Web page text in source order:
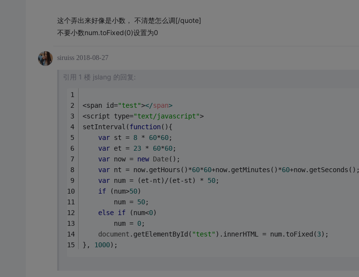
这个弄出来好像是小数， 不清楚怎么调[/quote]
不要小数num.toFixed(0)设置为0
siruiss 2018-08-27
引用 1 楼 jslang 的回复:
<span id="test"></span>
<script type="text/javascript">
setInterval(function( ){
var st = 8 * 60*60;
var et = 23 * 60*60;
var now = new Date();
var nt = now.getHours()*60*60+now.getMinutes()*60+now.getSeconds();
var num = (et-nt)/(et-st) * 50;
if (num>50)
		num =
50;
else if (num<0)
		num =
0;
document .getElementById( "test" ).innerHTML = num.toFixed(3);
}, 1000);